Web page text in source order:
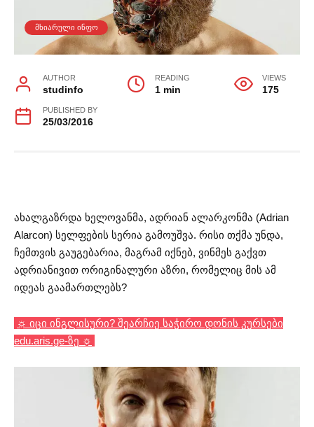
ᲛᲮᲘᲐᲠᲣᲚᲘ ᲘᲜᲤᲝ
AUTHOR
studinfo
READING
1 min
VIEWS
175
PUBLISHED BY
25/03/2016
ახალგაზრდა ხელოვანმა, ადრიან ალარკონმა (Adrian
Alarcon) სელფების სერია გამოუშვა. რისი თქმა უნდა,
ჩემთვის გაუგებარია, მაგრამ იქნებ, ვინმეს გაქვთ
ადრიანივით ორიგინალური აზრი, რომელიც მის ამ
იდეას გაამართლებს?
☼ იცი ინგლისური? შეარჩიე საჭირო დონის კურსები
edu.aris.ge-ზე ☼